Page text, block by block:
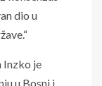
dio u
Inzko je
u Bosni i